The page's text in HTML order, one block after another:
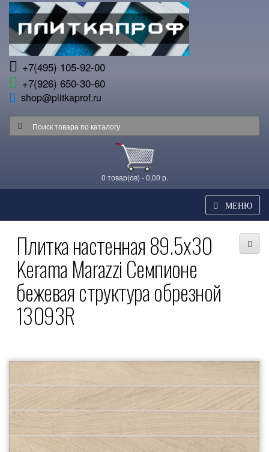
+7(495) 105-92-00
+7(926) 650-30-60
shop@plitkaprof.ru
0 товар(ов) - 0,00 р.
МЕНЮ
Плитка настенная 89.5x30
Kerama Marazzi Семпионе
бежевая структура обрезной
13093R